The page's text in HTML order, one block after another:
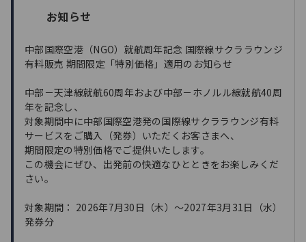
お知らせ
中部国際空港（NGO）就航周年記念 国際線サクララウンジ
有料販売 期間限定「特別価格」適用のお知らせ
中部－天津線就航60周年および中部－ホノルル線就航40周
年を記念し、
対象期間中に中部国際空港発の国際線サクララウンジ有料
サービスをご購入（発券）いただくお客さまへ、
期間限定の特別価格でご提供いたします。
この機会にぜひ、出発前の快適なひとときをお楽しみくだ
さい。
対象期間： 2026年7月30日（木）～2027年3月31日（水）
発券分